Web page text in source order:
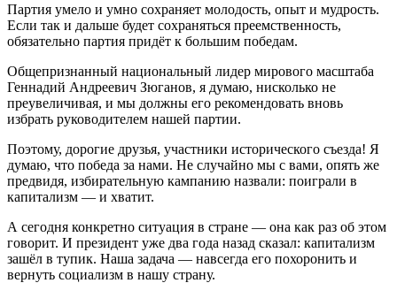
Партия умело и умно сохраняет молодость, опыт и мудрость.
Если так и дальше будет сохраняться преемственность,
обязательно партия придёт к большим победам.
Общепризнанный национальный лидер мирового масштаба
Геннадий Андреевич Зюганов, я думаю, нисколько не
преувеличивая, и мы должны его рекомендовать вновь
избрать руководителем нашей партии.
Поэтому, дорогие друзья, участники исторического съезда! Я
думаю, что победа за нами. Не случайно мы с вами, опять же
предвидя, избирательную кампанию назвали: поиграли в
капитализм — и хватит.
А сегодня конкретно ситуация в стране — она как раз об этом
говорит. И президент уже два года назад сказал: капитализм
зашёл в тупик. Наша задача — навсегда его похоронить и
вернуть социализм в нашу страну.